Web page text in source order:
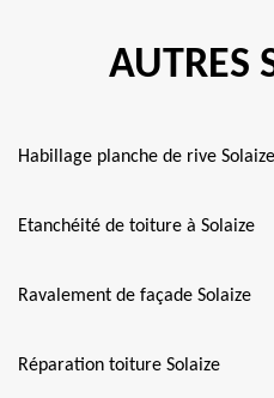
AUTRES
Habillage planche de rive Solaize
Etanchéité de toiture à Solaize
Ravalement de façade Solaize
Réparation toiture Solaize